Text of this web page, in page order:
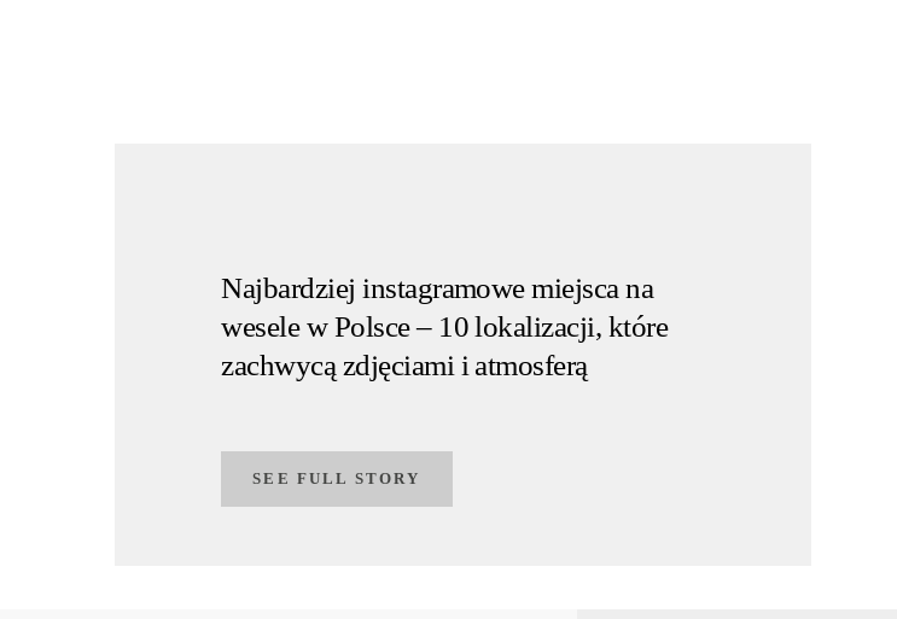
Najbardziej instagramowe miejsca na
wesele w Polsce – 10 lokalizacji, które
zachwycą zdjęciami i atmosferą
SEE FULL STORY